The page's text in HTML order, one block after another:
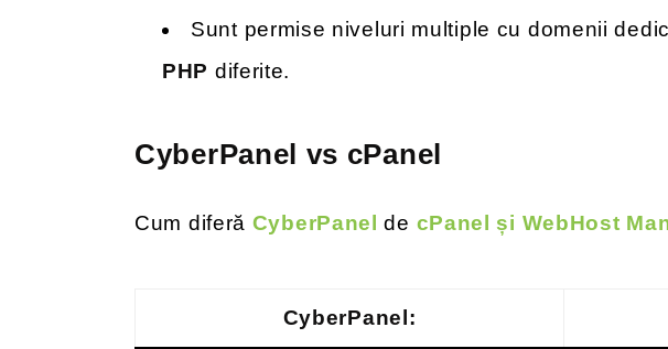
Sunt permise niveluri multiple cu domenii
PHP diferite.
CyberPanel vs cPanel
Cum diferă CyberPanel de cPanel și WebHost
CyberPanel: